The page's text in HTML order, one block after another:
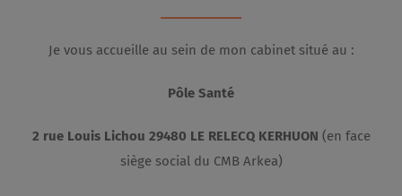
Je vous accueille au sein de mon cabinet situé au :
Pôle Santé
2 rue Louis Lichou 29480 LE RELECQ KERHUON (en face
siège social du CMB Arkea)